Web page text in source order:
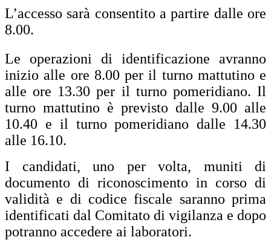
L’accesso sarà consentito a partire dalle ore
8.00.
Le operazioni di identificazione avranno
inizio alle ore 8.00 per il turno mattutino e
alle ore 13.30 per il turno pomeridiano. Il
turno mattutino è previsto dalle 9.00 alle
10.40 e il turno pomeridiano dalle 14.30
alle 16.10.
I candidati, uno per volta, muniti di
documento di riconoscimento in corso di
validità e di codice fiscale saranno prima
identificati dal Comitato di vigilanza e dopo
potranno accedere ai laboratori.